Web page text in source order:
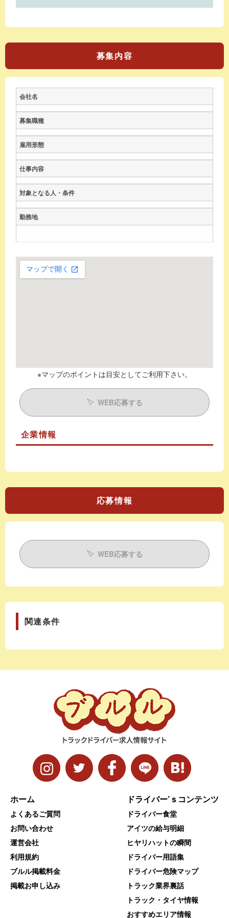
募集内容
会社名
募集職種
雇用形態
仕事内容
対象となる人・条件
勤務地
※マップのポイントは目安としてご利用下さい。
WEB応募する
企業情報
応募情報
WEB応募する
関連条件
ホーム
よくあるご質問
お問い合わせ
運営会社
利用規約
ブルル掲載料金
掲載お申し込み
ドライバー’ｓコンテンツ
ドライバー食堂
アイツの給与明細
ヒヤリハットの瞬間
ドライバー用語集
ドライバー危険マップ
トラック業界裏話
トラック・タイヤ情報
おすすめエリア情報